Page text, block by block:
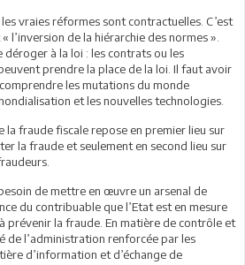
vraies réformes sont contractuelles. C’est
l’inversion de la hiérarchie des normes ».
à la loi : les contrats ou les
prendre la place de la loi. Il faut avoir
les mutations du monde
et les nouvelles technologies.
la fraude fiscale repose en premier lieu sur
la fraude et seulement en second lieu sur
de mettre en œuvre un arsenal de
du contribuable que l’Etat est en mesure
prévenir la fraude. En matière de contrôle et
de l’administration renforcée par les
d’information et d’échange de